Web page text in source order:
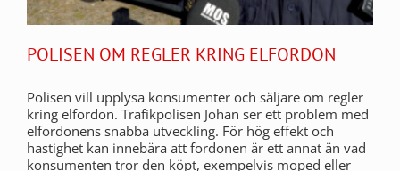
POLISEN OM REGLER KRING ELFORDON
Polisen vill upplysa konsumenter och säljare om regler
kring elfordon. Trafikpolisen Johan ser ett problem med
elfordonens snabba utveckling. För hög effekt och
hastighet kan innebära att fordonen är ett annat än vad
konsumenten tror den köpt, exempelvis moped eller